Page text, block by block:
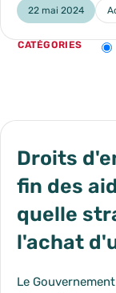
22 mai 2024
blog_article_list
CATÉGORIES
Changer
Droits
fin des
quelle
l'achat
Le